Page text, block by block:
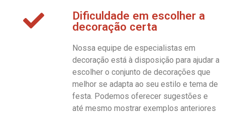
Dificuldade em escolher a
decoração certa
Nossa equipe de especialistas em
decoração está à disposição para ajudar a
escolher o conjunto de decorações que
melhor se adapta ao seu estilo e tema de
festa. Podemos oferecer sugestões e
até mesmo mostrar exemplos anteriores